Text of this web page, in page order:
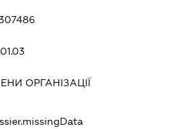
ОРГАНІЗАЦІЇ